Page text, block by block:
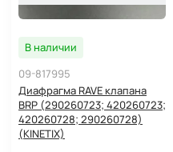
В наличии
09-817995
Диафрагма RAVE клапана
BRP (290260723; 420260723;
420260728; 290260728)
(KINETIX)